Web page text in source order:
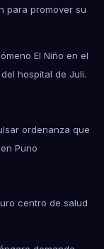
para promover su
El Niño en el
hospital de Juli.
ordenanza que
Puno
centro de salud